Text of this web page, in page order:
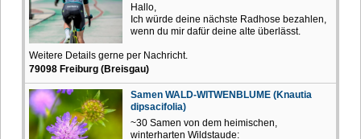
Hallo,
Ich würde deine nächste Radhose bezahlen,
wenn du mir dafür deine alte überlässt.
Weitere Details gerne per Nachricht.
79098 Freiburg (Breisgau)
Samen WALD-WITWENBLUME (Knautia
dipsacifolia)
~30 Samen von dem heimischen,
winterharten Wildstaude: